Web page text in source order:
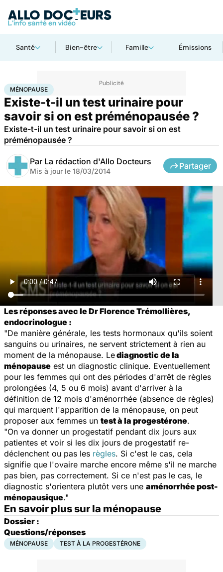
Santé Bien-être Famille Émissions
AccueilSantéMénopause
MÉNOPAUSE
Existe-t-il un test urinaire pour
savoir si on est préménopausée ?
Existe-t-il un test urinaire pour savoir si on est
préménopausée ?
Par La rédaction d'Allo Docteurs
Mis à jour le 18/03/2014
Partager
Les réponses avec le Dr Florence Trémollières,
endocrinologue :
"De manière générale, les tests hormonaux qu'ils soient
sanguins ou urinaires, ne servent strictement à rien au
moment de la ménopause. Lediagnostic de la
ménopause est un diagnostic clinique. Eventuellement
pour les femmes qui ont des périodes d'arrêt de règles
prolongées (4, 5 ou 6 mois) avant d'arriver à la
définition de 12 mois d'aménorrhée (absence de règles)
qui marquent l'apparition de la ménopause, on peut
proposer aux femmes un test à la progestérone.
"On va donner un progestatif pendant dix jours aux
patientes et voir si les dix jours de progestatif re-
déclenchent ou pas les règles. Si c'est le cas, cela
signifie que l'ovaire marche encore même s'il ne marche
pas bien, pas correctement. Si ce n'est pas le cas, le
diagnostic s'orientera plutôt vers une aménorrhée post-
ménopausique."
En savoir plus sur la ménopause
Dossier :
Questions/réponses
MÉNOPAUSE TEST À LA PROGESTÉRONE